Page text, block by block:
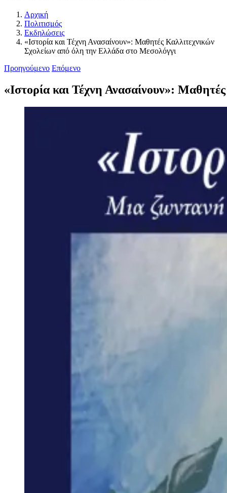
Αρχική
Πολιτισμός
Εκδηλώσεις
«Ιστορία και Τέχνη Ανασαίνουν»: Μαθητές Καλλιτεχνικών
Σχολείων από όλη την Ελλάδα στο Μεσολόγγι
Προηγούμενο Επόμενο
«Ιστορία και Τέχνη Ανασαίνουν»: